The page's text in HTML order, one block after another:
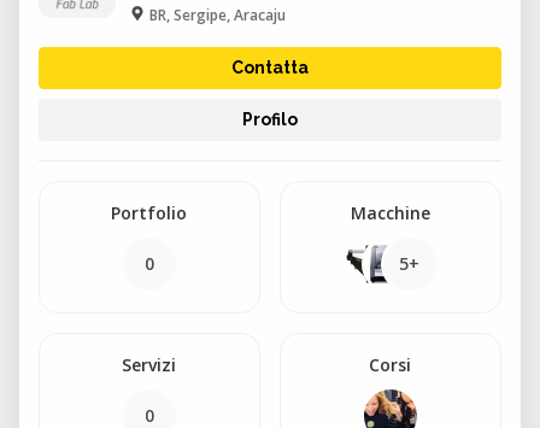
BR, Sergipe, Aracaju
Contatta
Profilo
Portfolio
0
Macchine
5+
Servizi
0
Corsi